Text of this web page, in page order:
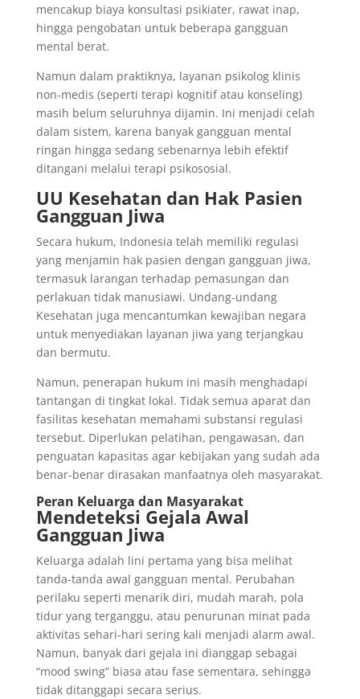
mencakup biaya konsultasi psikiater, rawat inap,
hingga pengobatan untuk beberapa gangguan
mental berat.
Namun dalam praktiknya, layanan psikolog klinis
non-medis (seperti terapi kognitif atau konseling)
masih belum seluruhnya dijamin. Ini menjadi celah
dalam sistem, karena banyak gangguan mental
ringan hingga sedang sebenarnya lebih efektif
ditangani melalui terapi psikososial.
UU Kesehatan dan Hak Pasien
Gangguan Jiwa
Secara hukum, Indonesia telah memiliki regulasi
yang menjamin hak pasien dengan gangguan jiwa,
termasuk larangan terhadap pemasungan dan
perlakuan tidak manusiawi. Undang-undang
Kesehatan juga mencantumkan kewajiban negara
untuk menyediakan layanan jiwa yang terjangkau
dan bermutu.
Namun, penerapan hukum ini masih menghadapi
tantangan di tingkat lokal. Tidak semua aparat dan
fasilitas kesehatan memahami substansi regulasi
tersebut. Diperlukan pelatihan, pengawasan, dan
penguatan kapasitas agar kebijakan yang sudah ada
benar-benar dirasakan manfaatnya oleh masyarakat.
Peran Keluarga dan Masyarakat
Mendeteksi Gejala Awal
Gangguan Jiwa
Keluarga adalah lini pertama yang bisa melihat
tanda-tanda awal gangguan mental. Perubahan
perilaku seperti menarik diri, mudah marah, pola
tidur yang terganggu, atau penurunan minat pada
aktivitas sehari-hari sering kali menjadi alarm awal.
Namun, banyak dari gejala ini dianggap sebagai
“mood swing” biasa atau fase sementara, sehingga
tidak ditanggapi secara serius.